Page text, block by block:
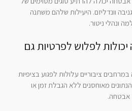
וונדליזם. היעילות שלהם משתנה
ונהלי ניטור.
לפלוש לפרטיות גם
ציבוריים עלולות לפגוע בציפיות
מאוחסנים ללא הגבלת זמן או
אבטחה.